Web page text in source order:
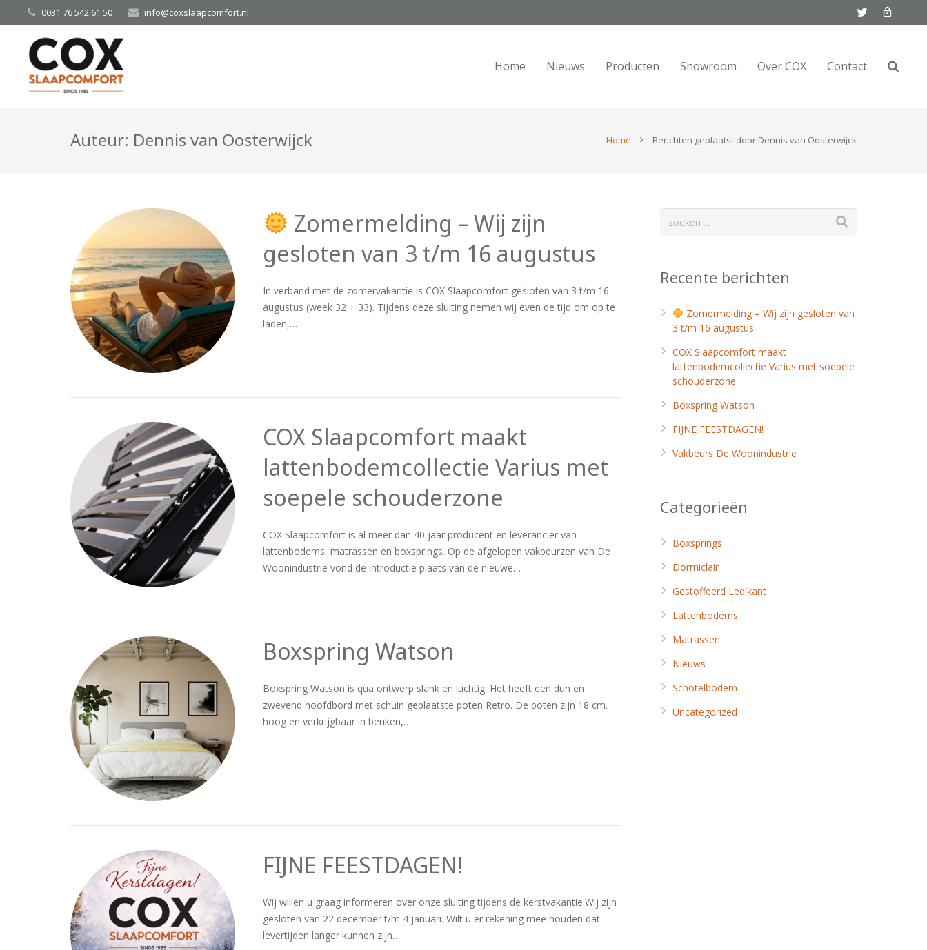
0031 76 542 61 50 info@coxslaapcomfort.nl
Home Nieuws Producten Showroom Over COX Contact
Auteur: Dennis van Oosterwijck Home Berichten geplaatst door Dennis van Oosterwijck
Zomermelding – Wij zijn
gesloten van 3 t/m 16 augustus
In verband met de zomervakantie is COX Slaapcomfort gesloten van 3 t/m 16
augustus (week 32 + 33). Tijdens deze sluiting nemen wij even de tijd om op te
laden,…
COX Slaapcomfort maakt
lattenbodemcollectie Varius met
soepele schouderzone
COX Slaapcomfort is al meer dan 40 jaar producent en leverancier van
lattenbodems, matrassen en boxsprings. Op de afgelopen vakbeurzen van De
Woonindustrie vond de introductie plaats van de nieuwe…
Boxspring Watson
Boxspring Watson is qua ontwerp slank en luchtig. Het heeft een dun en
zwevend hoofdbord met schuin geplaatste poten Retro. De poten zijn 18 cm.
hoog en verkrijgbaar in beuken,…
FIJNE FEESTDAGEN!
Wij willen u graag informeren over onze sluiting tijdens de kerstvakantie.Wij zijn
gesloten van 22 december t/m 4 januari. Wilt u er rekening mee houden dat
levertijden langer kunnen zijn…
Recente berichten
Zomermelding – Wij zijn gesloten van
3 t/m 16 augustus
COX Slaapcomfort maakt
lattenbodemcollectie Varius met soepele
schouderzone
Boxspring Watson
FIJNE FEESTDAGEN!
Vakbeurs De Woonindustrie
Categorieën
Boxsprings
Dormiclair
Gestoffeerd Ledikant
Lattenbodems
Matrassen
Nieuws
Schotelbodem
Uncategorized